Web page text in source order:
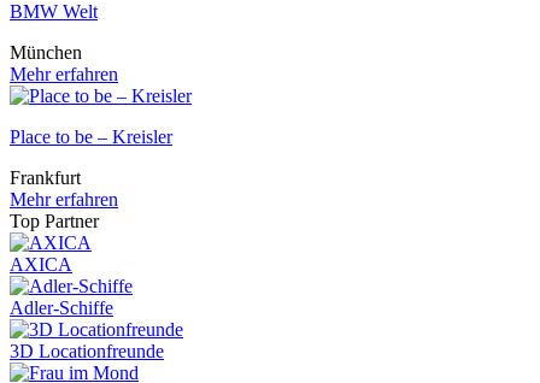
BMW Welt
München
Mehr erfahren
Place to be – Kreisler
Frankfurt
Mehr erfahren
Top Partner
AXICA
Adler-Schiffe
3D Locationfreunde